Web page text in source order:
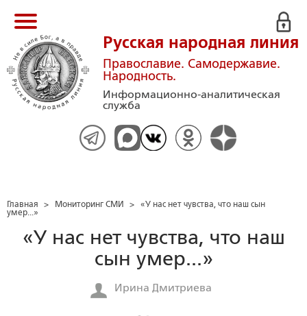
Русская народная линия
Православие. Самодержавие.
Народность.
Информационно-аналитическая
служба
Главная > Мониторинг СМИ > «У нас нет чувства, что наш сын
умер...»
«У нас нет чувства, что наш
сын умер...»
Ирина Дмитриева